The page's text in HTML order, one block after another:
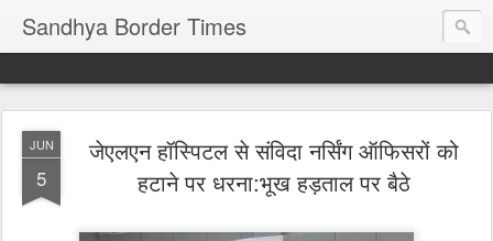
Sandhya Border Times
JUN
5
जेएलएन हॉस्पिटल से संविदा नर्सिंग ऑफिसरों को
हटाने पर धरना:भूख हड़ताल पर बैठे